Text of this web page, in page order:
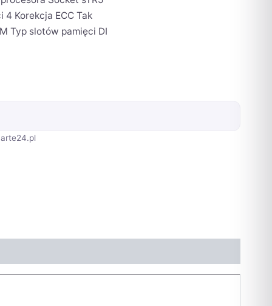
Korekcja ECC Tak
Typ slotów pamięci DI